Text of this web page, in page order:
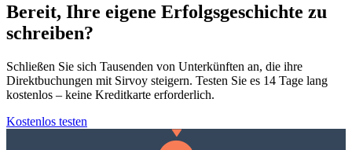
Bereit, Ihre eigene Erfolgsgeschichte zu
schreiben?
Schließen Sie sich Tausenden von Unterkünften an, die ihre
Direktbuchungen mit Sirvoy steigern. Testen Sie es 14 Tage lang
kostenlos – keine Kreditkarte erforderlich.
Kostenlos testen